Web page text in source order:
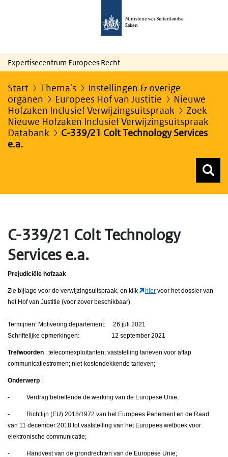
Ministerie van Buitenlandse
Zaken
Expertisecentrum Europees Recht
Start Thema's
Instellingen & overige
organen
Europees Hof van Justitie
Nieuwe
Hofzaken Inclusief Verwijzingsuitspraak
Zoek
Nieuwe Hofzaken Inclusief Verwijzingsuitspraak
Databank
C-339/21 Colt Technology Services
e.a.
C-339/21 Colt Technology
Services e.a.
Prejudiciële hofzaak
Zie bijlage voor de verwijzingsuitspraak, en klik hier voor het dossier van
het Hof van Justitie (voor zover beschikbaar).
Termijnen: Motivering departement: 26 juli 2021
Schriftelijke opmerkingen: 12 september 2021
Trefwoorden : telecomexploitanten; vaststelling tarieven voor aftap
communicatiestromen; niet-kostendekkende tarieven;
Onderwerp :
- Verdrag betreffende de werking van de Europese Unie;
- Richtlijn (EU) 2018/1972 van het Europees Parlement en de Raad
van 11 december 2018 tot vaststelling van het Europees wetboek voor
elektronische communicatie;
- Handvest van de grondrechten van de Europese Unie;